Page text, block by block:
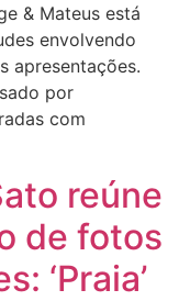
& Mateus está
envolvendo
apresentações.
por
com
reúne
de fotos
‘Praia’